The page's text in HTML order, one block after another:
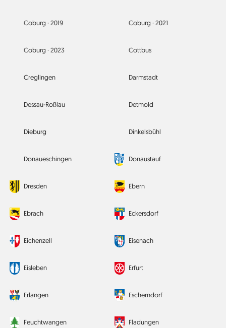
Coburg ·2019 Coburg · 2021
Coburg ·2023 Cottbus
Creglingen Darmstadt
Dessau-Roßlau Detmold
Dieburg Dinkelsbühl
Donaueschingen Donaustauf
Dresden Ebern
Ebrach Eckersdorf
Eichenzell Eisenach
Eisleben Erfurt
Erlangen Escherndorf
Feuchtwangen Fladungen